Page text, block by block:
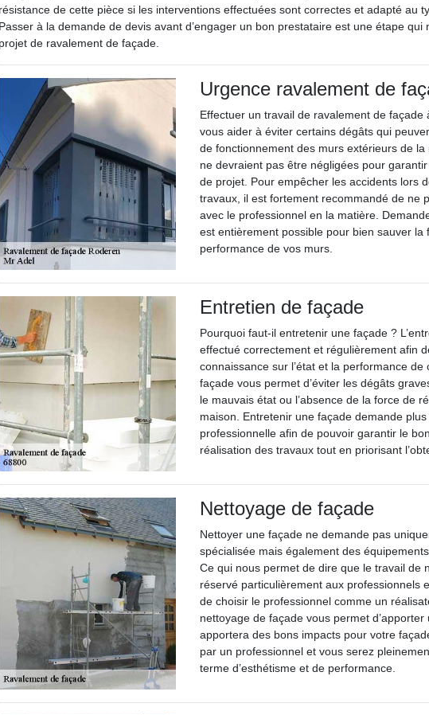
résistance de cette pièce si les interventions effectuées sont correctes et adapté au
Passer à la demande de devis avant d’engager un bon prestataire est une étape
projet de ravalement de façade.
Urgence ravalement de
Effectuer un travail de ravalement de
vous aider à éviter certains dégâts qui
de fonctionnement des murs extérieurs de
ne devraient pas être négligées pour
de projet. Pour empêcher les accidents lors
travaux, il est fortement recommandé de ne
avec le professionnel en la matière.
est entièrement possible pour bien sauver la
performance de vos murs.
Entretien de façade
Pourquoi faut-il entretenir une façade ?
effectué correctement et régulièrement afin
connaissance sur l’état et la performance
façade vous permet d’éviter les dégâts
le mauvais état ou l’absence de la force de
maison. Entretenir une façade demande
professionnelle afin de pouvoir garantir le
réalisation des travaux tout en priorisant
Nettoyage de façade
Nettoyer une façade ne demande pas
spécialisée mais également des
Ce qui nous permet de dire que le travail de
réservé particulièrement aux professionnels
de choisir le professionnel comme un
nettoyage de façade vous permet
apportera des bons impacts pour votre
par un professionnel et vous serez
terme d’esthétisme et de performance.